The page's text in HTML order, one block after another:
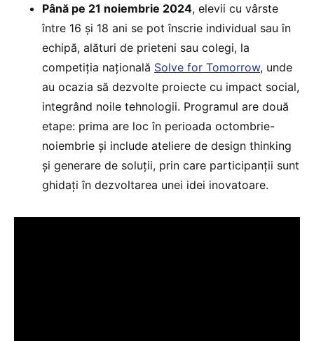
Până pe 21 noiembrie 2024, elevii cu vârste
între 16 și 18 ani se pot înscrie individual sau în
echipă, alături de prieteni sau colegi, la
competiția națională Solve for Tomorrow, unde
au ocazia să dezvolte proiecte cu impact social,
integrând noile tehnologii. Programul are două
etape: prima are loc în perioada octombrie-
noiembrie și include ateliere de design thinking
și generare de soluții, prin care participanții sunt
ghidați în dezvoltarea unei idei inovatoare.